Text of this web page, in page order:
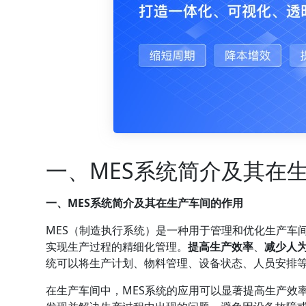
一、MES系统简介及其在
一、MES系统简介及其在生产车间的作用
MES（制造执行系统）是一种用于管理和优化生产
实现生产过程的精细化管理。提高生产效率、减少人
统可以将生产计划、物料管理、设备状态、人员安排
在生产车间中，MES系统的应用可以显著提高生产